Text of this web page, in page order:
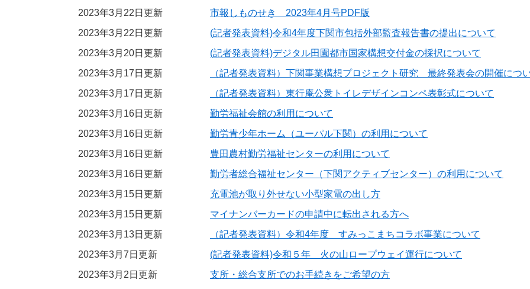
2023年3月22日更新
市報しものせき 2023年4月号PDF版
2023年3月22日更新
(記者発表資料)令和4年度下関市包括外部監査報告書の提出について
2023年3月20日更新
(記者発表資料)デジタル田園都市国家構想交付金の採択について
2023年3月17日更新
（記者発表資料）下関事業構想プロジェクト研究 最終発表会の開催につ
2023年3月17日更新
（記者発表資料）東行庵公衆トイレデザインコンペ表彰式について
2023年3月16日更新
勤労福祉会館の利用について
2023年3月16日更新
勤労青少年ホーム（ユーパル下関）の利用について
2023年3月16日更新
豊田農村勤労福祉センターの利用について
2023年3月16日更新
勤労者総合福祉センター（下関アクティブセンター）の利用について
2023年3月15日更新
充電池が取り外せない小型家電の出し方
2023年3月15日更新
マイナンバーカードの申請中に転出される方へ
2023年3月13日更新
（記者発表資料）令和4年度 すみっこまちコラボ事業について
2023年3月7日更新
(記者発表資料)令和５年 火の山ロープウェイ運行について
2023年3月2日更新
支所・総合支所でのお手続きをご希望の方